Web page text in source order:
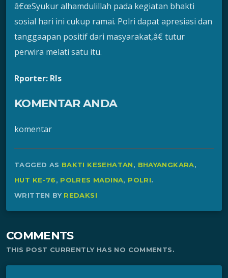
â€œSyukur alhamdulillah pada kegiatan bhakti
sosial hari ini cukup ramai. Polri dapat apresiasi dan
tanggaapan positif dari masyarakat,â€ tutur
perwira melati satu itu.
Rporter: Rls
KOMENTAR ANDA
komentar
TAGGED AS BAKTI KESEHATAN, BHAYANGKARA,
HUT KE-76, POLRES MADINA, POLRI.
WRITTEN BY REDAKSI
COMMENTS
THIS POST CURRENTLY HAS NO COMMENTS.